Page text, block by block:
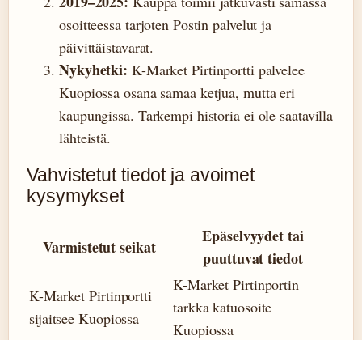
osoitteessa tarjoten Postin palvelut ja
päivittäistavarat.
Nykyhetki: K-Market Pirtinportti palvelee
Kuopiossa osana samaa ketjua, mutta eri
kaupungissa. Tarkempi historia ei ole saatavilla
lähteistä.
Vahvistetut tiedot ja avoimet
kysymykset
Varmistetut seikat
Epäselvyydet tai
puuttuvat tiedot
K-Market Pirtinportti
sijaitsee Kuopiossa
K-Market Pirtinportin
tarkka katuosoite
Kuopiossa